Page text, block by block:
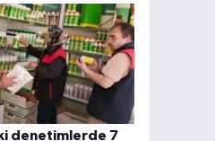
denetimlerde 7